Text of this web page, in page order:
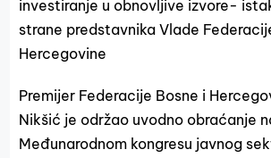
investiranje u obnovljive izvore-
strane predstavnika Vlade
Hercegovine
Premijer Federacije Bosne i
Nikšić je održao uvodno obraćanje
Međunarodnom kongresu javnog